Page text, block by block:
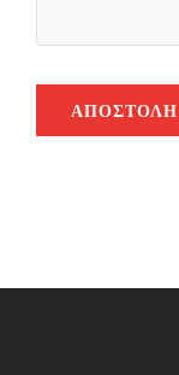
ΑΠΟΣΤΟΛΉ